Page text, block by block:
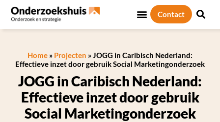
Contact
Home » Projecten »JOGG in Caribisch Nederland:
Effectieve inzet door gebruik Social Marketingonderzoek
JOGG in Caribisch Nederland:
Effectieve inzet door gebruik
Social Marketingonderzoek